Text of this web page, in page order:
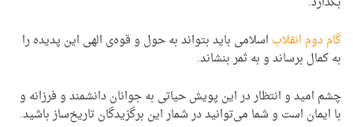
گام دوم انقلاب اسلامی باید بتواند به حول و قوه‌ی الهی این پدیده را
به کمال برساند و به ثمر بنشاند.
چشم امید و انتظار در این پویش حیاتی به جوانان دانشمند و فرزانه و
با ایمان است و شما می‌توانید در شمار این برگزیدگان تاریخ‌ساز باشید.